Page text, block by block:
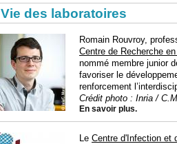
Vie des laboratoires
Romain Rouvroy,
Centre de Recherche
nommé membre junior
favoriser le
renforcement
Crédit photo : Inria /
En savoir plus.
Le Centre d'Infection et